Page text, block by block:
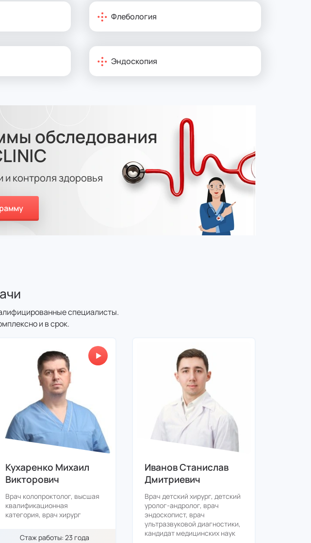
Флебология
Эндоскопия
обследования
и контроля здоровья
специалисты.
и в срок.
Кухаренко Михаил
Викторович
Врач колопроктолог, высшая
квалификационная
категория, врач хирург
Стаж работы: 23 года
Иванов Станислав
Дмитриевич
Врач детский хирург, детский
уролог-андролог, врач
эндоскопист, врач
ультразвуковой диагностики,
кандидат медицинских наук